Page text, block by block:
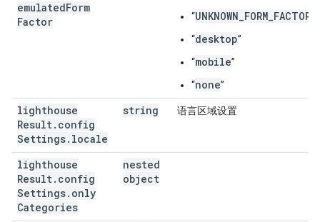
emulatedForm
Factor
“UNKNOWN_FORM_FACTOR
“desktop”
“mobile”
“none”
lighthouse
Result. config
Settings. locale
string 语言区域设置
lighthouse
Result. config
Settings. only
Categories
nested
object